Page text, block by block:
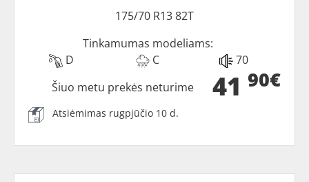
175/70 R13 82T
Tinkamumas modeliams:
D
C 70
41 90€
Šiuo metu prekės neturime
Atsiėmimas rugpjūčio 10 d.